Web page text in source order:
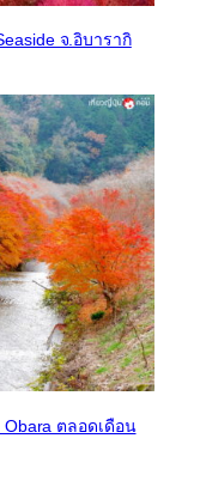
จ.อิบารากิ
ตลอดเดือน